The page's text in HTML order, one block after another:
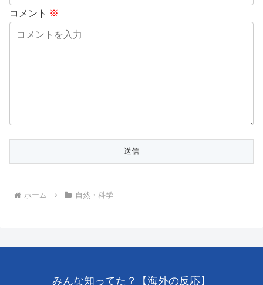
コメント ※
ホーム 自然・科学
みんな知ってた？【海外の反応】